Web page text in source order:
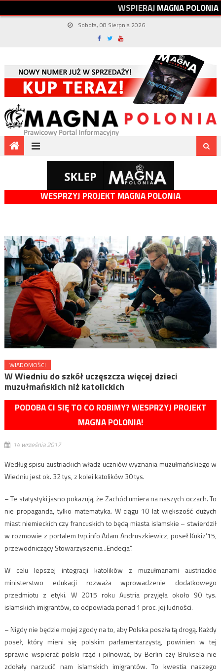
WSPIERAJMAGNAPOLONIA
Sobota, 08 Sierpnia 2026
WESPRZYJ PROJEKT MAGNA POLONIA
WIADOMOŚCI
W Wiedniu do szkół uczęszcza więcej dzieci
muzułmańskich niż katolickich
PODOBA CI SIĘ TO CO ROBIMY? WESPRZYJ PROJEKT
MAGNA POLONIA!
14 września 2017
Według spisu austriackich władz uczniów wyznania muzułmańskiego w
Wiedniu jest ok. 32 tys, z kolei katolików 30 tys.
– Te statystyki jasno pokazują, że Zachód umiera na naszych oczach. To
nie propaganda, tylko matematyka. W ciągu 10 lat większość dużych
miast niemieckich czy francuskich to będą miasta islamskie – stwierdził
w rozmowie z portalem tvp.info Adam Andruszkiewicz, poseł Kukiz’15,
przewodniczący Stowarzyszenia „Endecja”.
W celu lepszej integracji katolików z muzułmanami austriackie
ministerstwo edukacji rozważa wprowadzenie dodatkowego
przedmiotu z etyki. W 2015 roku Austria przyjęła około 90 tys.
islamskich imigrantów, co odpowiada ponad 1 proc. jej ludności.
– Nigdy nie będzie mojej zgody na to, aby Polska poszła tą drogą. Każdy
poseł, który mieni się polskim parlamentarzystą, powinien w tej
sprawie wspierać polski rząd i pilnować, by Berlin czy Bruksela nie
zdołały narzucić nam islamskich imigrantów. To kwestia naszego